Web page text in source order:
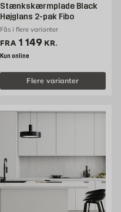
Stænkskærmplade Black
Højglans 2-pak Fibo
Fås i flere varianter
FRA Pris 1149 kr. /stk
1 149 KR.
Kun online
Flere varianter